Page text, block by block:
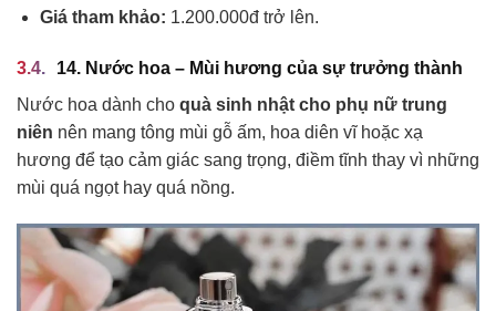
Giá tham khảo: 1.200.000đ trở lên.
14. Nước hoa – Mùi hương của sự trưởng thành
Nước hoa dành cho quà sinh nhật cho phụ nữ trung
niên nên mang tông mùi gỗ ấm, hoa diên vĩ hoặc xạ
hương để tạo cảm giác sang trọng, điềm tĩnh thay vì những
mùi quá ngọt hay quá nồng.